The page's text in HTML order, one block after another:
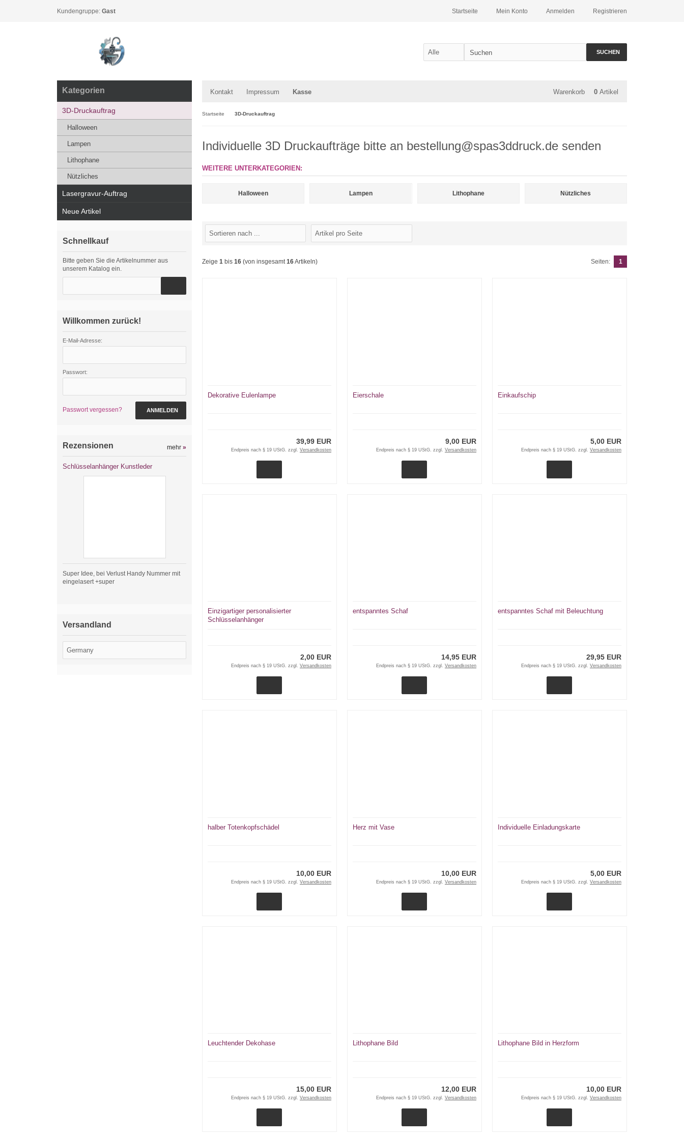
Kundengruppe: Gast Registrieren
Anmelden
Mein Konto
Startseite
SUCHEN
Kontakt Impressum Kasse Warenkorb 0 Artikel
Startseite 3D-Druckauftrag
Individuelle 3D Druckaufträge bitte an bestellung@spas3ddruck.de senden
WEITERE UNTERKATEGORIEN:
Halloween Lampen Lithophane Nützliches
Zeige 1 bis 16 (von insgesamt16Artikeln) Seiten: 1
Dekorative Eulenlampe
39,99 EUR
Endpreis nach § 19 UStG. zzgl. Versandkosten
Eierschale
9,00 EUR
Endpreis nach § 19 UStG. zzgl. Versandkosten
Einkaufschip
5,00 EUR
Endpreis nach § 19 UStG. zzgl. Versandkosten
Einzigartiger personalisierter
Schlüsselanhänger
2,00 EUR
Endpreis nach § 19 UStG. zzgl. Versandkosten
entspanntes Schaf
14,95 EUR
Endpreis nach § 19 UStG. zzgl. Versandkosten
entspanntes Schaf mit Beleuchtung
29,95 EUR
Endpreis nach § 19 UStG. zzgl. Versandkosten
halber Totenkopfschädel
10,00 EUR
Endpreis nach § 19 UStG. zzgl. Versandkosten
Herz mit Vase
10,00 EUR
Endpreis nach § 19 UStG. zzgl. Versandkosten
Individuelle Einladungskarte
5,00 EUR
Endpreis nach § 19 UStG. zzgl. Versandkosten
Leuchtender Dekohase
15,00 EUR
Endpreis nach § 19 UStG. zzgl. Versandkosten
Lithophane Bild
12,00 EUR
Endpreis nach § 19 UStG. zzgl. Versandkosten
Lithophane Bild in Herzform
10,00 EUR
Endpreis nach § 19 UStG. zzgl. Versandkosten
Kategorien
3D-Druckauftrag
Halloween
Lampen
Lithophane
Nützliches
Lasergravur-Auftrag
Neue Artikel
Schnellkauf
Bitte geben Sie die Artikelnummer aus
unserem Katalog ein.
Willkommen zurück!
E-Mail-Adresse:
Passwort:
Passwort vergessen? ANMELDEN
Rezensionen mehr »
Schlüsselanhänger Kunstleder
Super Idee, bei Verlust Handy Nummer mit
eingelasert +super
Versandland